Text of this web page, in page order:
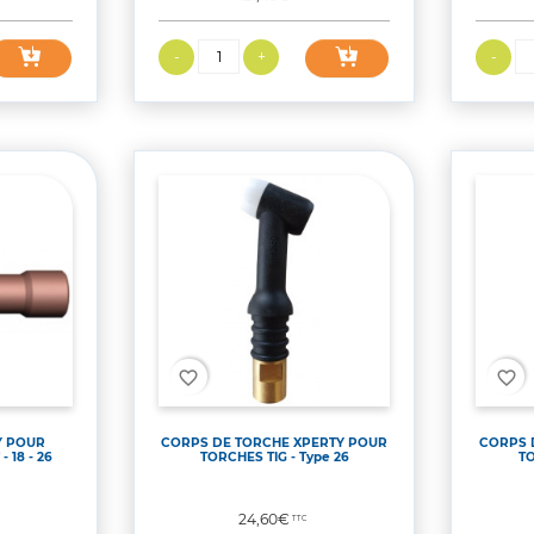
POUR
- 18 - 26
favorite_border
CORPS DE TORCHE XPERTY POUR
TORCHES TIG - Type 26
Prix
24,60€TTC
favorite_border
CORPS